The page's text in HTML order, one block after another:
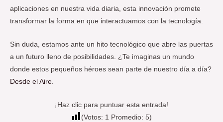
aplicaciones en nuestra vida diaria, esta innovación promete
transformar la forma en que interactuamos con la tecnología.
Sin duda, estamos ante un hito tecnológico que abre las puertas
a un futuro lleno de posibilidades. ¿Te imaginas un mundo
donde estos pequeños héroes sean parte de nuestro día a día?
Desde el Aire.
¡Haz clic para puntuar esta entrada!
(Votos: 1 Promedio: 5)